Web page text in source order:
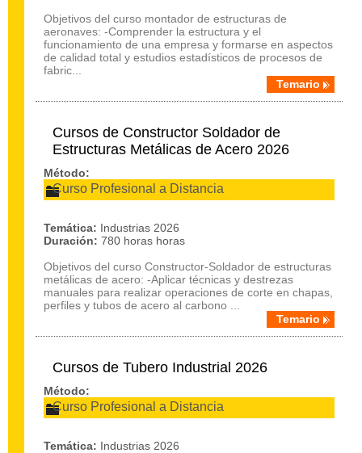
Objetivos del curso montador de estructuras de
aeronaves: -Comprender la estructura y el
funcionamiento de una empresa y formarse en aspectos
de calidad total y estudios estadísticos de procesos de
fabric...
Temario
Cursos de Constructor Soldador de
Estructuras Metálicas de Acero 2026
Método:
Curso Profesional a Distancia
Temática: Industrias 2026
Duración: 780 horas horas
Objetivos del curso Constructor-Soldador de estructuras
metálicas de acero: -Aplicar técnicas y destrezas
manuales para realizar operaciones de corte en chapas,
perfiles y tubos de acero al carbono ...
Temario
Cursos de Tubero Industrial 2026
Método:
Curso Profesional a Distancia
Temática: Industrias 2026